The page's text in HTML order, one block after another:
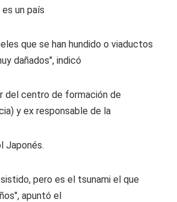
un país
que se han hundido o viaductos
dañados", indicó
del centro de formación de
y ex responsable de la
Japonés.
pero es el tsunami el que
apuntó el